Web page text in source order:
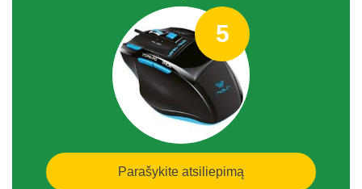
5
Parašykite atsiliepimą